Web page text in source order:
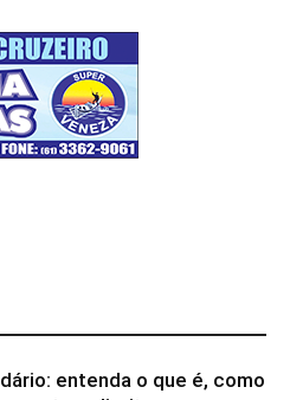
entenda o que é, como